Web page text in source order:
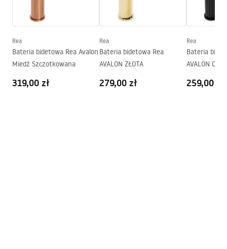
Średnica podłączenia:
3/8 cala
Model
Pielęgnacja
Rea
Bateria bidetowa Rea Avalon
Miedź Szczotkowana
319,00 zł
Rea
Bateria bidetowa Rea
AVALON ZŁOTA
279,00 zł
Rea
Bateria
AVALON
259,00 zł